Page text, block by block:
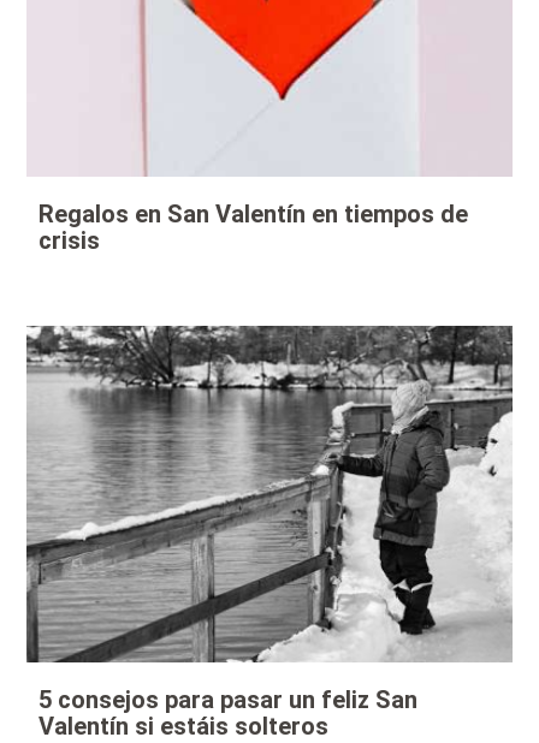
Regalos en San Valentín en tiempos de
crisis
5 consejos para pasar un feliz San
Valentín si estáis solteros